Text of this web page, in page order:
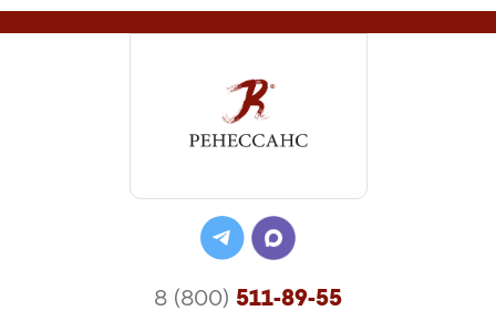
8 (800) 511-89-55